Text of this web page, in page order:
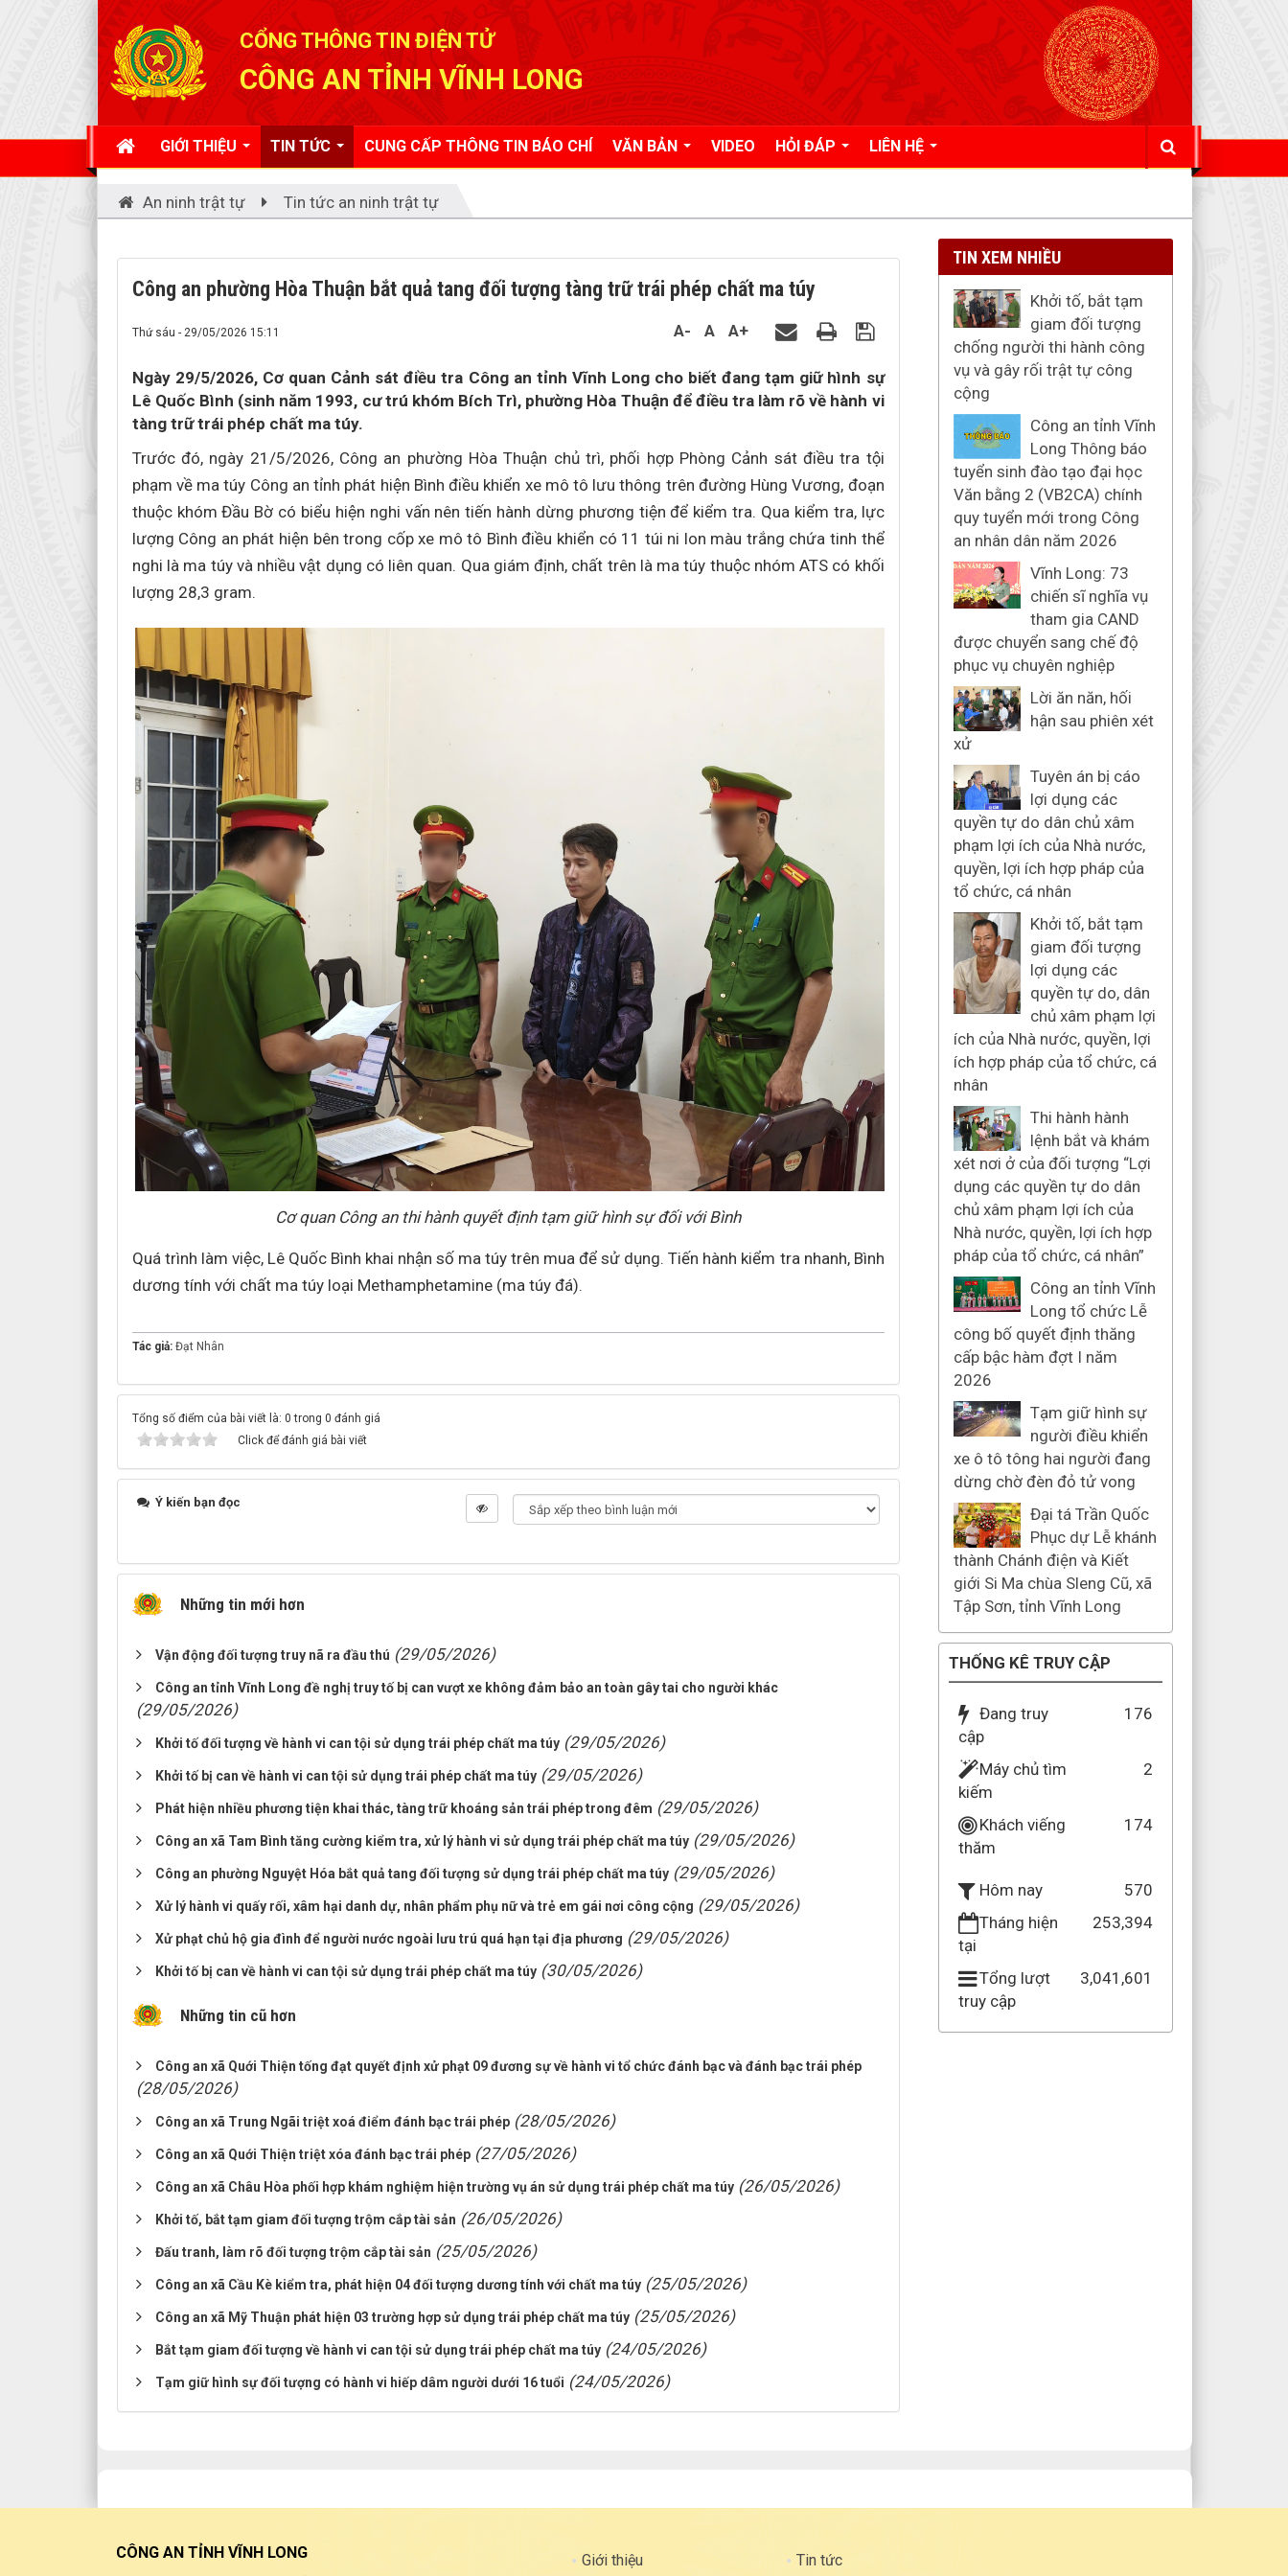
CỔNG THÔNG TIN ĐIỆN TỬ
CÔNG AN TỈNH VĨNH LONG
GIỚI THIỆU TIN TỨC CUNG CẤP THÔNG TIN BÁO CHÍ VĂN BẢN VIDEO HỎI ĐÁP LIÊN HỆ
An ninh trật tự Tin tức an ninh trật tự
Công an phường Hòa Thuận bắt quả tang đối tượng tàng trữ trái phép chất ma túy
Thứ sáu - 29/05/2026 15:11 A- A A+
Ngày 29/5/2026, Cơ quan Cảnh sát điều tra Công an tỉnh Vĩnh Long cho biết đang tạm giữ hình sự
Lê Quốc Bình (sinh năm 1993, cư trú khóm Bích Trì, phường Hòa Thuận để điều tra làm rõ về hành vi
tàng trữ trái phép chất ma túy.
Trước đó, ngày 21/5/2026, Công an phường Hòa Thuận chủ trì, phối hợp Phòng Cảnh sát điều tra tội
phạm về ma túy Công an tỉnh phát hiện Bình điều khiển xe mô tô lưu thông trên đường Hùng Vương, đoạn
thuộc khóm Đầu Bờ có biểu hiện nghi vấn nên tiến hành dừng phương tiện để kiểm tra. Qua kiểm tra, lực
lượng Công an phát hiện bên trong cốp xe mô tô Bình điều khiển có 11 túi ni lon màu trắng chứa tinh thể
nghi là ma túy và nhiều vật dụng có liên quan. Qua giám định, chất trên là ma túy thuộc nhóm ATS có khối
lượng 28,3 gram.
Cơ quan Công an thi hành quyết định tạm giữ hình sự đối với Bình
Quá trình làm việc, Lê Quốc Bình khai nhận số ma túy trên mua để sử dụng. Tiến hành kiểm tra nhanh, Bình
dương tính với chất ma túy loại Methamphetamine (ma túy đá).
Tác giả: Đạt Nhân
Tổng số điểm của bài viết là: 0 trong 0 đánh giá
Click để đánh giá bài viết
Ý kiến bạn đọc
Những tin mới hơn
Vận động đối tượng truy nã ra đầu thú (29/05/2026)
Công an tỉnh Vĩnh Long đề nghị truy tố bị can vượt xe không đảm bảo an toàn gây tai cho người khác
(29/05/2026)
Khởi tố đối tượng về hành vi can tội sử dụng trái phép chất ma túy (29/05/2026)
Khởi tố bị can về hành vi can tội sử dụng trái phép chất ma túy (29/05/2026)
Phát hiện nhiều phương tiện khai thác, tàng trữ khoáng sản trái phép trong đêm (29/05/2026)
Công an xã Tam Bình tăng cường kiểm tra, xử lý hành vi sử dụng trái phép chất ma túy (29/05/2026)
Công an phường Nguyệt Hóa bắt quả tang đối tượng sử dụng trái phép chất ma túy (29/05/2026)
Xử lý hành vi quấy rối, xâm hại danh dự, nhân phẩm phụ nữ và trẻ em gái nơi công cộng (29/05/2026)
Xử phạt chủ hộ gia đình để người nước ngoài lưu trú quá hạn tại địa phương (29/05/2026)
Khởi tố bị can về hành vi can tội sử dụng trái phép chất ma túy (30/05/2026)
Những tin cũ hơn
Công an xã Quới Thiện tống đạt quyết định xử phạt 09 đương sự về hành vi tổ chức đánh bạc và đánh bạc trái phép
(28/05/2026)
Công an xã Trung Ngãi triệt xoá điểm đánh bạc trái phép (28/05/2026)
Công an xã Quới Thiện triệt xóa đánh bạc trái phép (27/05/2026)
Công an xã Châu Hòa phối hợp khám nghiệm hiện trường vụ án sử dụng trái phép chất ma túy (26/05/2026)
Khởi tố, bắt tạm giam đối tượng trộm cắp tài sản (26/05/2026)
Đấu tranh, làm rõ đối tượng trộm cắp tài sản (25/05/2026)
Công an xã Cầu Kè kiểm tra, phát hiện 04 đối tượng dương tính với chất ma túy (25/05/2026)
Công an xã Mỹ Thuận phát hiện 03 trường hợp sử dụng trái phép chất ma túy (25/05/2026)
Bắt tạm giam đối tượng về hành vi can tội sử dụng trái phép chất ma túy (24/05/2026)
Tạm giữ hình sự đối tượng có hành vi hiếp dâm người dưới 16 tuổi (24/05/2026)
TIN XEM NHIỀU
Khởi tố, bắt tạm
giam đối tượng
chống người thi hành công
vụ và gây rối trật tự công
cộng
Công an tỉnh Vĩnh
Long Thông báo
tuyển sinh đào tạo đại học
Văn bằng 2 (VB2CA) chính
quy tuyển mới trong Công
an nhân dân năm 2026
Vĩnh Long: 73
chiến sĩ nghĩa vụ
tham gia CAND
được chuyển sang chế độ
phục vụ chuyên nghiệp
Lời ăn năn, hối
hận sau phiên xét
xử
Tuyên án bị cáo
lợi dụng các
quyền tự do dân chủ xâm
phạm lợi ích của Nhà nước,
quyền, lợi ích hợp pháp của
tổ chức, cá nhân
Khởi tố, bắt tạm
giam đối tượng
lợi dụng các
quyền tự do, dân
chủ xâm phạm lợi
ích của Nhà nước, quyền, lợi
ích hợp pháp của tổ chức, cá
nhân
Thi hành hành
lệnh bắt và khám
xét nơi ở của đối tượng “Lợi
dụng các quyền tự do dân
chủ xâm phạm lợi ích của
Nhà nước, quyền, lợi ích hợp
pháp của tổ chức, cá nhân”
Công an tỉnh Vĩnh
Long tổ chức Lễ
công bố quyết định thăng
cấp bậc hàm đợt I năm
2026
Tạm giữ hình sự
người điều khiển
xe ô tô tông hai người đang
dừng chờ đèn đỏ tử vong
Đại tá Trần Quốc
Phục dự Lễ khánh
thành Chánh điện và Kiết
giới Si Ma chùa Sleng Cũ, xã
Tập Sơn, tỉnh Vĩnh Long
THỐNG KÊ TRUY CẬP
Đang truy
cập
176
Máy chủ tìm
kiếm
2
Khách viếng
thăm
174
Hôm nay
570
Tháng hiện
tại
253,394
Tổng lượt
truy cập
3,041,601
CÔNG AN TỈNH VĨNH LONG
Giới thiệu Tin tức